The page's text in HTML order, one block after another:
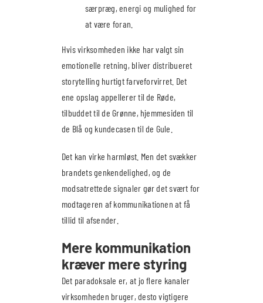
særpræg, energi og mulighed for
at være foran.
Hvis virksomheden ikke har valgt sin
emotionelle retning, bliver distribueret
storytelling hurtigt farveforvirret. Det
ene opslag appellerer til de Røde,
tilbuddet til de Grønne, hjemmesiden til
de Blå og kundecasen til de Gule.
Det kan virke harmløst. Men det svækker
brandets genkendelighed, og de
modsatrettede signaler gør det svært for
modtageren af kommunikationen at få
tillid til afsender.
Mere kommunikation
kræver mere styring
Det paradoksale er, at jo flere kanaler
virksomheden bruger, desto vigtigere